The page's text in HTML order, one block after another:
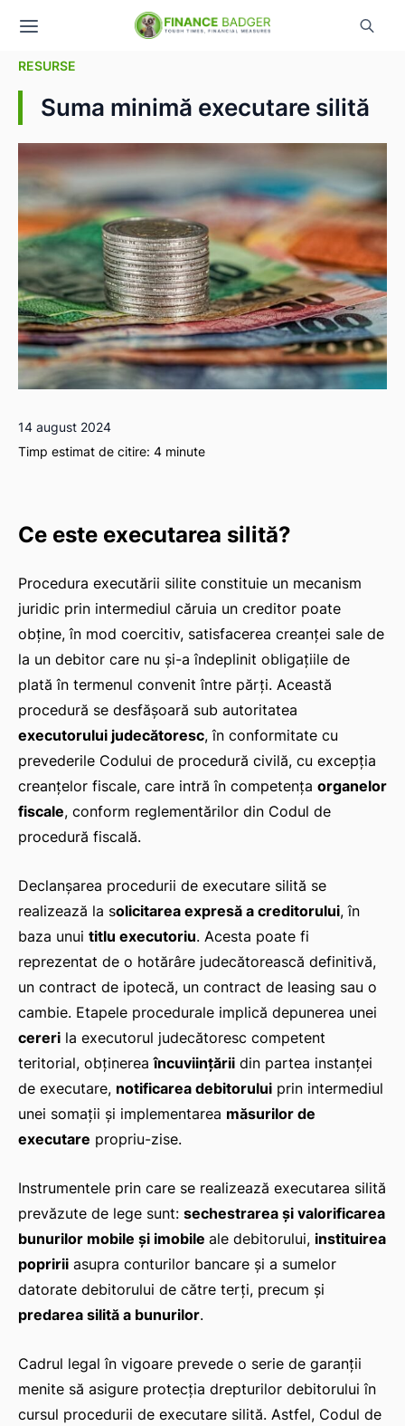
RESURSE
Suma minimă executare silită
14 august 2024
Timp estimat de citire: 4 minute
Ce este executarea silită?
Procedura executării silite constituie un mecanism
juridic prin intermediul căruia un creditor poate
obține, în mod coercitiv, satisfacerea creanței sale de
la un debitor care nu și-a îndeplinit obligațiile de
plată în termenul convenit între părți. Această
procedură se desfășoară sub autoritatea
executorului judecătoresc, în conformitate cu
prevederile Codului de procedură civilă, cu excepția
creanțelor fiscale, care intră în competența organelor
fiscale, conform reglementărilor din Codul de
procedură fiscală.
Declanșarea procedurii de executare silită se
realizează la solicitarea expresă a creditorului, în
baza unui titlu executoriu. Acesta poate fi
reprezentat de o hotărâre judecătorească definitivă,
un contract de ipotecă, un contract de leasing sau o
cambie. Etapele procedurale implică depunerea unei
cereri la executorul judecătoresc competent
teritorial, obținereaîncuviințării din partea instanței
de executare, notificarea debitorului prin intermediul
unei somații și implementarea măsurilor de
executare propriu-zise.
Instrumentele prin care se realizează executarea silită
prevăzute de lege sunt: sechestrarea și valorificarea
bunurilor mobile și imobile ale debitorului, instituirea
popririi asupra conturilor bancare și a sumelor
datorate debitorului de către terți, precum și
predarea silită a bunurilor.
Cadrul legal în vigoare prevede o serie de garanții
menite să asigure protecția drepturilor debitorului în
cursul procedurii de executare silită. Astfel, Codul de